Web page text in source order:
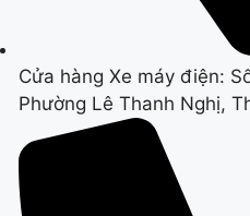
Cửa hàng Xe máy điện:
Phường Lê Thanh Nghị,